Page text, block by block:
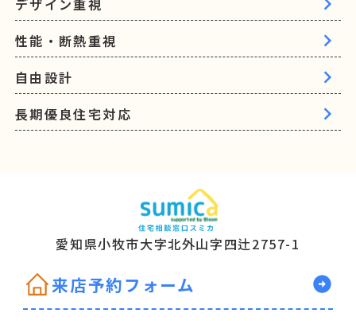
性能・断熱重視
自由設計
長期優良住宅対応
愛知県小牧市大字北外山字四辻2757-1
来店予約フォーム arrow_circle_right